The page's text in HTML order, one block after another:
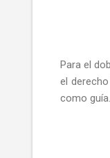
Para el
el
como